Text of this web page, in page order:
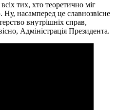
тих, хто теоретично міг
насамперед це славнозвісне
внутрішніх справ,
Адміністрація Президента.